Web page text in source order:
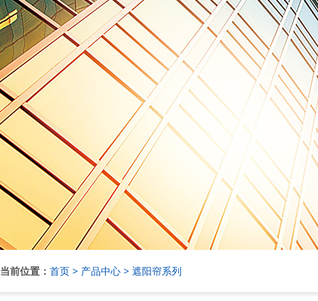
当前位置： 首页 > 产品中心 > 遮阳帘系列